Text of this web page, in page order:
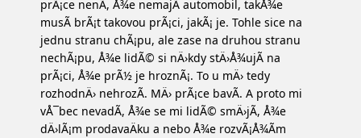
prÃ¡ce nenÃ­, Å¾e nemajÃ­ automobil, takÅ¾e
musÃ­ brÃ¡t takovou prÃ¡ci, jakÃ¡ je. Tohle sice na
jednu stranu chÃ¡pu, ale zase na druhou stranu
nechÃ¡pu, Å¾e lidÃ© si nÄ›kdy stÄ›Å¾ujÃ­ na
prÃ¡ci, Å¾e prÃ½ je hroznÃ¡. To u mÄ› tedy
rozhodnÄ› nehrozÃ­. MÄ› prÃ¡ce bavÃ­. A proto mi
vÅ¯bec nevadÃ­, Å¾e se mi lidÃ© smÄ›jÃ­, Å¾e
dÄ›lÃ¡m prodavaÄku a nebo Å¾e rozvÃ¡Å¾Ã­m